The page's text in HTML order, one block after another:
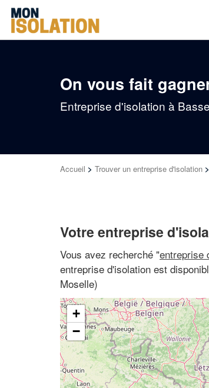
On vous fait
Entreprise d'isolation à
Accueil > Trouver un entreprise d'isolation >
Votre entreprise
Vous avez recherché "entreprise
entreprise d'isolation est
Moselle)
+
−